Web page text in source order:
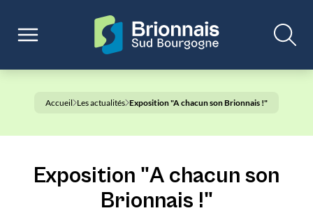
Accueil Les actualités Exposition "A chacun son Brionnais !"
Exposition "A chacun son
Brionnais !"